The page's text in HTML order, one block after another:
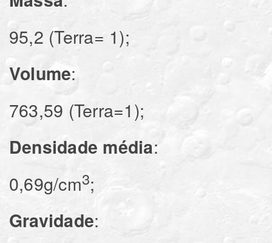
95,2 (Terra= 1);
Volume
763,59 (Terra=1);
Densidade média
0,69g/cm3;
Gravidade